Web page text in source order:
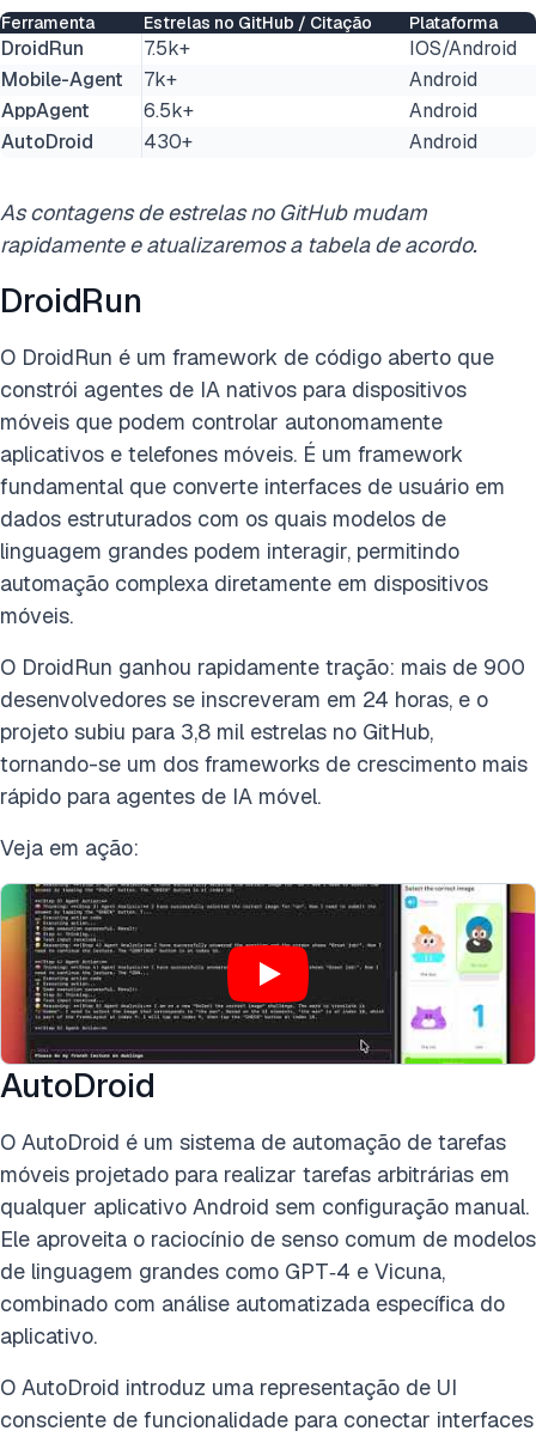
Ferramenta Estrelas no GitHub / Citação Plataforma
DroidRun 7.5k+
IOS/Android
Mobile-Agent
7k+
Android
AppAgent
6.5k+
Android
AutoDroid
430+ Android
As contagens de estrelas no GitHub mudam
rapidamente e atualizaremos a tabela de acordo.
DroidRun
O DroidRun é um framework de código aberto que
constrói agentes de IA nativos para dispositivos
móveis que podem controlar autonomamente
aplicativos e telefones móveis. É um framework
fundamental que converte interfaces de usuário em
dados estruturados com os quais modelos de
linguagem grandes podem interagir, permitindo
automação complexa diretamente em dispositivos
móveis.
O DroidRun ganhou rapidamente tração: mais de 900
desenvolvedores se inscreveram em 24 horas, e o
projeto subiu para 3,8 mil estrelas no GitHub,
tornando-se um dos frameworks de crescimento mais
rápido para agentes de IA móvel.
Veja em ação:
AutoDroid
O AutoDroid é um sistema de automação de tarefas
móveis projetado para realizar tarefas arbitrárias em
qualquer aplicativo Android sem configuração manual.
Ele aproveita o raciocínio de senso comum de modelos
de linguagem grandes como GPT‑4 e Vicuna,
combinado com análise automatizada específica do
aplicativo.
O AutoDroid introduz uma representação de UI
consciente de funcionalidade para conectar interfaces